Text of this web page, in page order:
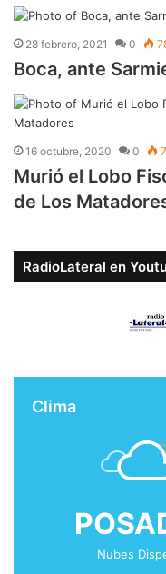
28 febrero, 2021 0
Boca, ante
16 octubre, 2020 0
Murió el Lobo
de Los
RadioLateral en
Clima
Nubes